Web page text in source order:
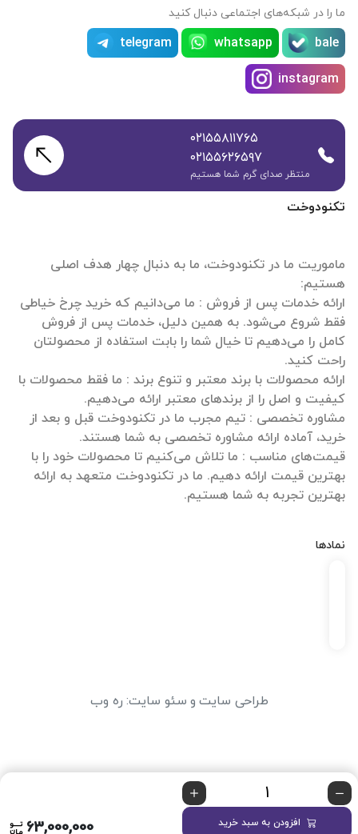
افزودن به سبد خرید 63,000,000
تکنودوخت
ماموریت ما در تکنودوخت، ما به دنبال چهار هدف اصلی
ارائه خدمات پس از فروش : ما می‌دانیم که خرید چرخ خیاطی
فقط شروع می‌شود. به همین دلیل، خدمات پس از فروش
کامل را می‌دهیم تا خیال شما را بابت استفاده از محصولتان
ارائه محصولات با برند معتبر و تنوع برند : ما فقط محصولات با
مشاوره تخصصی : تیم مجرب ما در تکنودوخت قبل و بعد از
قیمت‌های مناسب : ما تلاش می‌کنیم تا محصولات خود را با
بهترین قیمت ارائه دهیم. ما در تکنودوخت متعهد به ارائه
بهترین تجربه به شما هستیم.
نمادها
ما را در شبکه‌های اجتماعی دنبال کنید
bale
whatsapp
telegram
instagram
۰۲۱۵۵۸۱۱۷۶۵
۰۲۱۵۵۶۲۶۵۹۷
منتظر صدای گرم شما هستیم
طراحی سایت و سئو سایت: ره وب